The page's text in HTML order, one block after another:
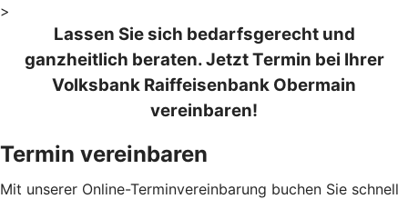
>
Lassen Sie sich bedarfsgerecht und
ganzheitlich beraten. Jetzt Termin bei Ihrer
Volksbank Raiffeisenbank Obermain
vereinbaren!
Termin vereinbaren
Mit unserer Online-Terminvereinbarung buchen Sie schnell